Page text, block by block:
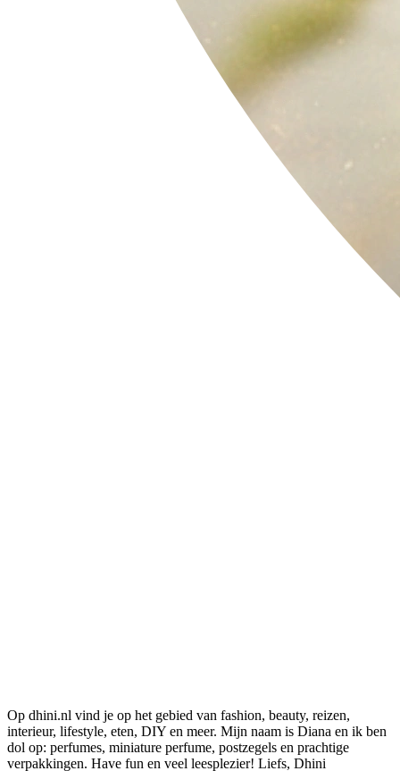
Op dhini.nl vind je op het gebied van fashion, beauty, reizen,
interieur, lifestyle, eten, DIY en meer. Mijn naam is Diana en ik ben
dol op: perfumes, miniature perfume, postzegels en prachtige
verpakkingen. Have fun en veel leesplezier! Liefs, Dhini